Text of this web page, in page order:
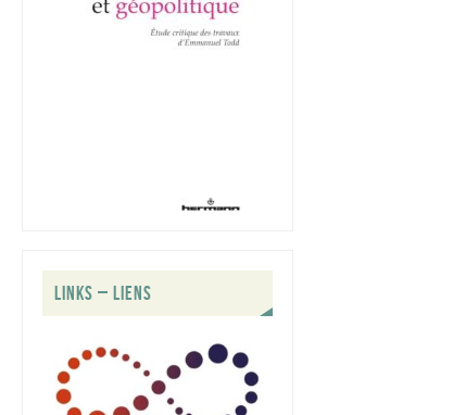
LINKS – LIENS